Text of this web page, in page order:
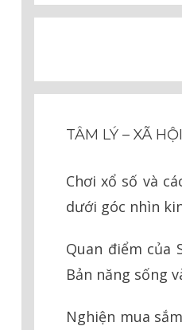
TÂM LÝ – XÃ HỘI
Chơi xổ số và
dưới góc nhìn
Quan điểm của
Bản năng sống
Nghiện mua